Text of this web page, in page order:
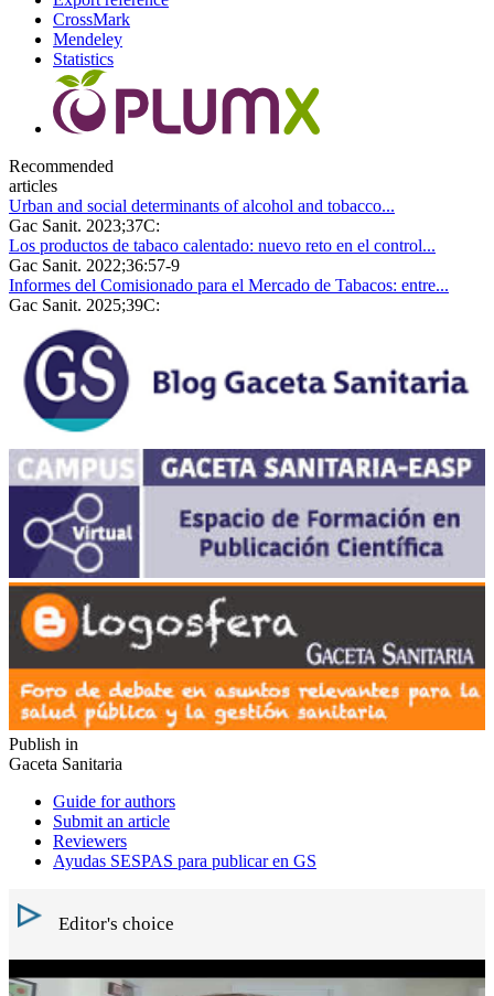
CrossMark
Mendeley
Statistics
Recommended
articles
Urban and social determinants of alcohol and tobacco...
Gac Sanit. 2023;37C:
Los productos de tabaco calentado: nuevo reto en el control...
Gac Sanit. 2022;36:57-9
Informes del Comisionado para el Mercado de Tabacos: entre...
Gac Sanit. 2025;39C:
Publish in
Gaceta Sanitaria
Guide for authors
Submit an article
Reviewers
Ayudas SESPAS para publicar en GS
Editor's choice